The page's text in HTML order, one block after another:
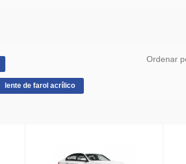
lente de farol acrílico
Ordenar